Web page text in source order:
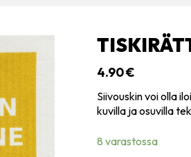
4.90€
Siivouskin voi olla
kuvilla ja osuvilla
8 varastossa